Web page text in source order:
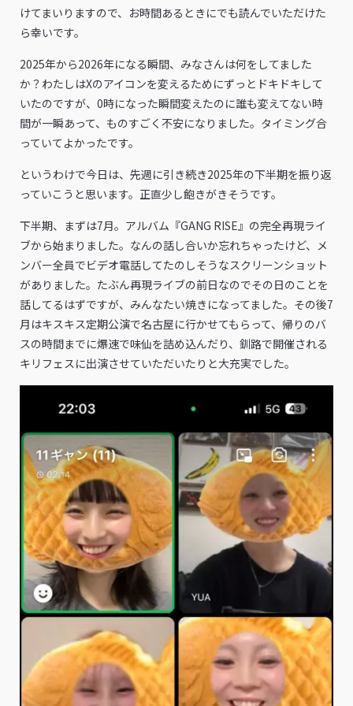
けてまいりますので、お時間あるときにでも読んでいただけた
ら幸いです。
2025年から2026年になる瞬間、みなさんは何をしてました
か？わたしはXのアイコンを変えるためにずっとドキドキして
いたのですが、0時になった瞬間変えたのに誰も変えてない時
間が一瞬あって、ものすごく不安になりました。タイミング合
っていてよかったです。
というわけで今日は、先週に引き続き2025年の下半期を振り返
っていこうと思います。正直少し飽きがきそうです。
下半期、まずは7月。アルバム『GANG RISE』の完全再現ライ
ブから始まりました。なんの話し合いか忘れちゃったけど、メ
ンバー全員でビデオ電話してたのしそうなスクリーンショット
がありました。たぶん再現ライブの前日なのでその日のことを
話してるはずですが、みんなたい焼きになってました。その後7
月はキスキス定期公演で名古屋に行かせてもらって、帰りのバ
スの時間までに爆速で味仙を詰め込んだり、釧路で開催される
キリフェスに出演させていただいたりと大充実でした。